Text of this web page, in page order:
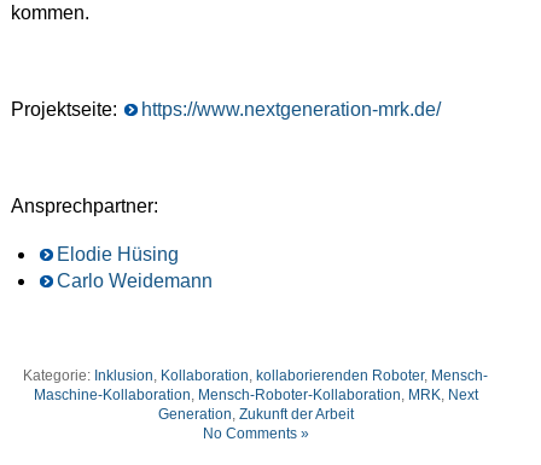
kommen.
Projektseite: https://www.nextgeneration-mrk.de/
Ansprechpartner:
Elodie Hüsing
Carlo Weidemann
Kategorie: Inklusion Kollaboration ,kollaborierenden Roboter, Mensch-
Maschine-Kollaboration Mensch-Roboter-Kollaboration MRK Next
Generation Zukunft der Arbeit
No Comments »